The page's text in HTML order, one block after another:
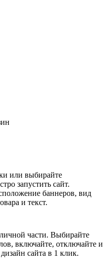
или выбирайте
запустить сайт.
баннеров, вид
и текст.
части. Выбирайте
включайте, отключайте и
сайта в 1 клик.